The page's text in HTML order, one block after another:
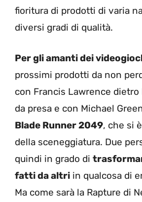
fioritura di prodotti di varia
diversi gradi di qualità.
Per gli amanti dei
prossimi prodotti da non
con Francis Lawrence dietro
da presa e con Michael
Blade Runner 2049, che si
della sceneggiatura. Due
quindi in grado di
fatti da altri in qualcosa di
Ma come sarà la Rapture di